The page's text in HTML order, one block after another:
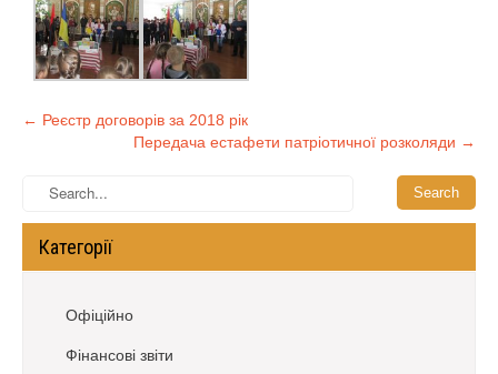
← Реєстр договорів за 2018 рік
Передача естафети патріотичної розколяди →
Категорії
Офіційно
Фінансові звіти